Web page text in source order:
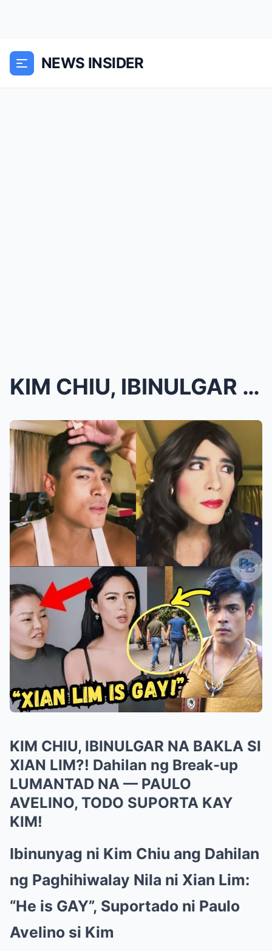
NEWS INSIDER
KIM CHIU, IBINULGAR NA BAKLA SI XIAN LIM?! Dahilan...
KIM CHIU, IBINULGAR NA BAKLA SI
XIAN LIM?! Dahilan ng Break-up
LUMANTAD NA — PAULO
AVELINO, TODO SUPORTA KAY
KIM!
Ibinunyag ni Kim Chiu ang Dahilan
ng Paghihiwalay Nila ni Xian Lim:
“He is GAY”, Suportado ni Paulo
Avelino si Kim